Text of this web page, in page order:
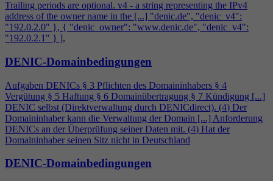
Trailing periods are optional. v4 - a string representing the IPv4
address of the owner name in the [...] "denic.de", "denic_v4":
"192.0.2.0" }, { "denic_owner": "www.denic.de", "denic_v4":
"192.0.2.1" } ],
DENIC-Domainbedingungen
Aufgaben DENICs § 3 Pflichten des Domaininhabers § 4
Vergütung § 5 Haftung § 6 Domainübertragung § 7 Kündigung [...]
DENIC selbst (Direktverwaltung durch DENICdirect). (4) Der
Domaininhaber kann die Verwaltung der Domain [...] Anforderung
DENICs an der Überprüfung seiner Daten mit. (4) Hat der
Domaininhaber seinen Sitz nicht in Deutschland
DENIC-Domainbedingungen